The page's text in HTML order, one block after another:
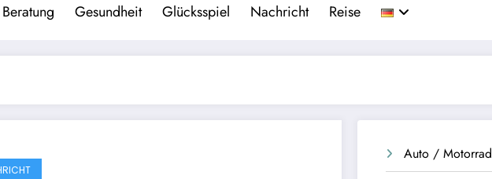
Beratung Gesundheit Glücksspiel Nachricht Reise
Auto / Motorrad